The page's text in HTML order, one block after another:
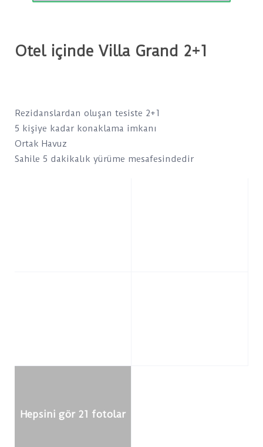
Otel içinde Villa Grand 2+1
Rezidanslardan oluşan tesiste 2+1
5 kişiye kadar konaklama imkanı
Ortak Havuz
Sahile 5 dakikalık yürüme mesafesindedir
Hepsini gör 21 fotolar